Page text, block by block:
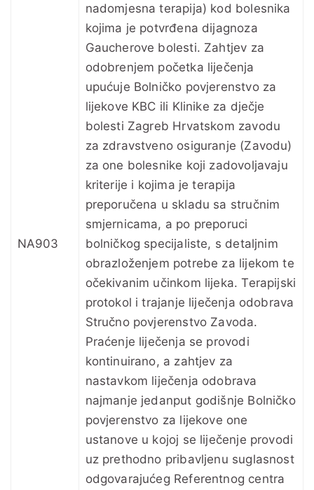
NA903
nadomjesna terapija) kod bolesnika
kojima je potvrđena dijagnoza
Gaucherove bolesti. Zahtjev za
odobrenjem početka liječenja
upućuje Bolničko povjerenstvo za
lijekove KBC ili Klinike za dječje
bolesti Zagreb Hrvatskom zavodu
za zdravstveno osiguranje (Zavodu)
za one bolesnike koji zadovoljavaju
kriterije i kojima je terapija
preporučena u skladu sa stručnim
smjernicama, a po preporuci
bolničkog specijaliste, s detaljnim
obrazloženjem potrebe za lijekom te
očekivanim učinkom lijeka. Terapijski
protokol i trajanje liječenja odobrava
Stručno povjerenstvo Zavoda.
Praćenje liječenja se provodi
kontinuirano, a zahtjev za
nastavkom liječenja odobrava
najmanje jedanput godišnje Bolničko
povjerenstvo za lijekove one
ustanove u kojoj se liječenje provodi
uz prethodno pribavljenu suglasnost
odgovarajućeg Referentnog centra